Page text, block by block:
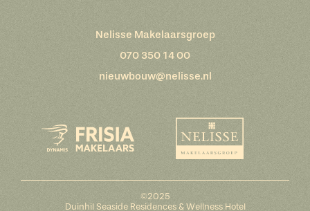
Nelisse Makelaarsgroep
070 350 14 00
nieuwbouw@nelisse.nl
©2025
Duinhil Seaside Residences & Wellness Hotel